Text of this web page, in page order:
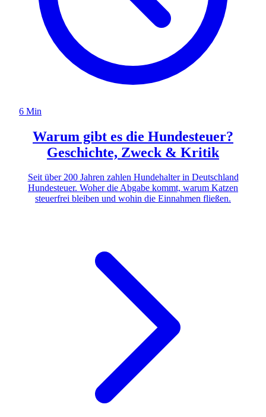
6 Min
Warum gibt es die Hundesteuer?
Geschichte, Zweck & Kritik
Seit über 200 Jahren zahlen Hundehalter in Deutschland
Hundesteuer. Woher die Abgabe kommt, warum Katzen
steuerfrei bleiben und wohin die Einnahmen fließen.